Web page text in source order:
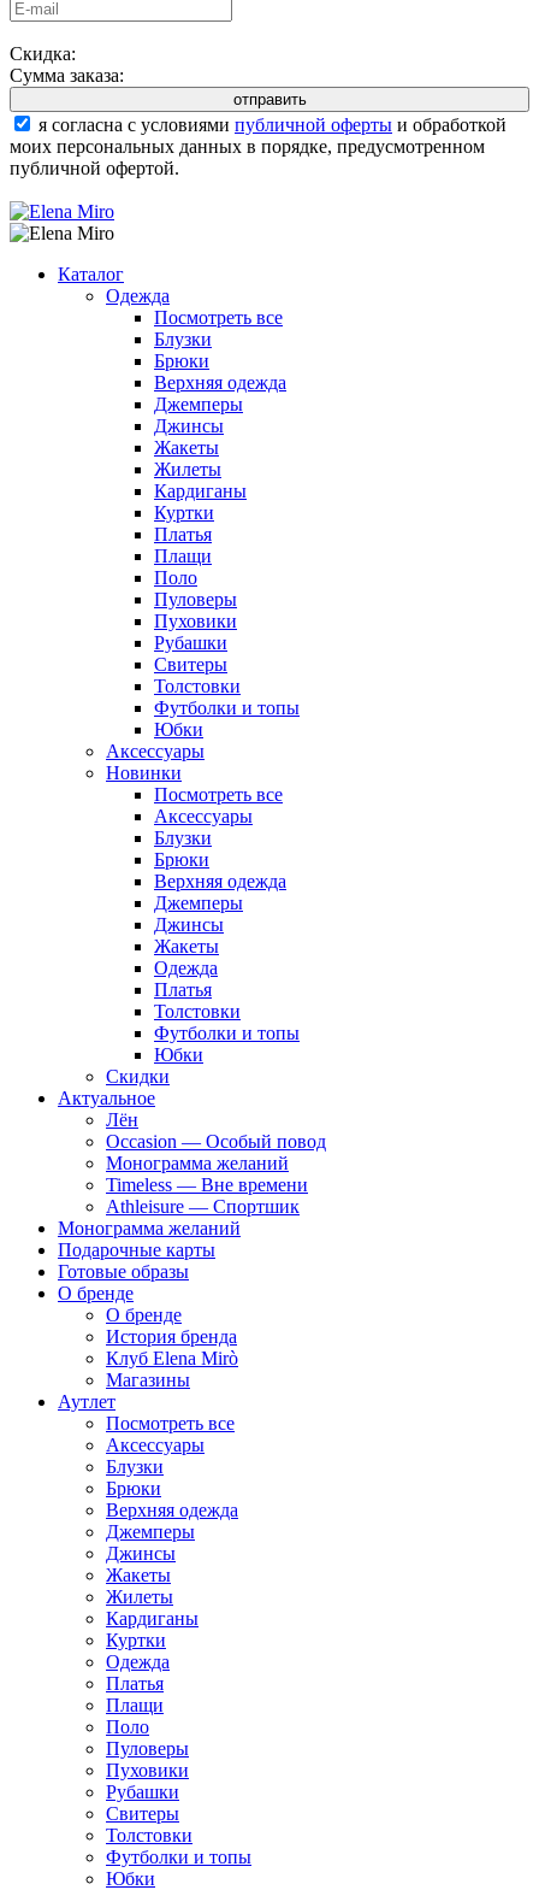
Скидка:
Сумма заказа:
я согласна с условиями публичной оферты и обработкой
моих персональных данных в порядке, предусмотренном
публичной офертой.
Каталог
Одежда
Посмотреть все
Блузки
Брюки
Верхняя одежда
Джемперы
Джинсы
Жакеты
Жилеты
Кардиганы
Куртки
Платья
Плащи
Поло
Пуловеры
Пуховики
Рубашки
Свитеры
Толстовки
Футболки и топы
Юбки
Аксессуары
Новинки
Посмотреть все
Аксессуары
Блузки
Брюки
Верхняя одежда
Джемперы
Джинсы
Жакеты
Одежда
Платья
Толстовки
Футболки и топы
Юбки
Скидки
Актуальное
Лён
Occasion — Особый повод
Монограмма желаний
Timeless — Вне времени
Athleisure — Спортшик
Монограмма желаний
Подарочные карты
Готовые образы
О бренде
О бренде
История бренда
Клуб Elena Mirò
Магазины
Аутлет
Посмотреть все
Аксессуары
Блузки
Брюки
Верхняя одежда
Джемперы
Джинсы
Жакеты
Жилеты
Кардиганы
Куртки
Одежда
Платья
Плащи
Поло
Пуловеры
Пуховики
Рубашки
Свитеры
Толстовки
Футболки и топы
Юбки